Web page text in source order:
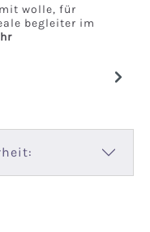
wolle, für
begleiter im